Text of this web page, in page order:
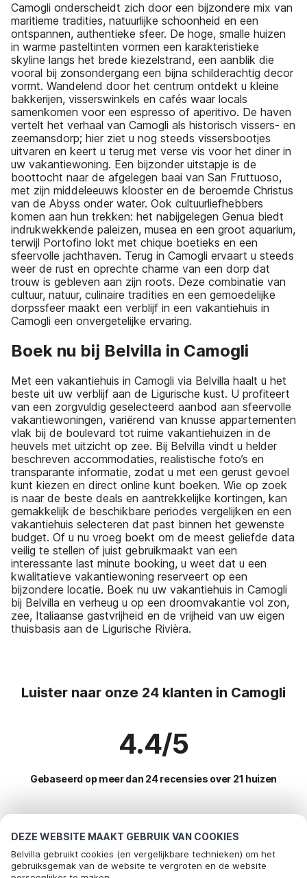
DEZE WEBSITE MAAKT GEBRUIK VAN COOKIES
Belvilla gebruikt cookies (en vergelijkbare technieken) om het
gebruiksgemak van de website te vergroten en de website
Camogli onderscheidt zich door een bijzondere mix van
maritieme tradities, natuurlijke schoonheid en een
ontspannen, authentieke sfeer. De hoge, smalle huizen
in warme pasteltinten vormen een karakteristieke
skyline langs het brede kiezelstrand, een aanblik die
vooral bij zonsondergang een bijna schilderachtig decor
vormt. Wandelend door het centrum ontdekt u kleine
bakkerijen, visserswinkels en cafés waar locals
samenkomen voor een espresso of aperitivo. De haven
vertelt het verhaal van Camogli als historisch vissers- en
zeemansdorp; hier ziet u nog steeds vissersbootjes
uitvaren en keert u terug met verse vis voor het diner in
uw vakantiewoning. Een bijzonder uitstapje is de
boottocht naar de afgelegen baai van San Fruttuoso,
met zijn middeleeuws klooster en de beroemde Christus
van de Abyss onder water. Ook cultuurliefhebbers
komen aan hun trekken: het nabijgelegen Genua biedt
indrukwekkende paleizen, musea en een groot aquarium,
terwijl Portofino lokt met chique boetieks en een
sfeervolle jachthaven. Terug in Camogli ervaart u steeds
weer de rust en oprechte charme van een dorp dat
trouw is gebleven aan zijn roots. Deze combinatie van
cultuur, natuur, culinaire tradities en een gemoedelijke
dorpssfeer maakt een verblijf in een vakantiehuis in
Camogli een onvergetelijke ervaring.
Boek nu bij Belvilla in Camogli
Met een vakantiehuis in Camogli via Belvilla haalt u het
beste uit uw verblijf aan de Ligurische kust. U profiteert
van een zorgvuldig geselecteerd aanbod aan sfeervolle
vakantiewoningen, variërend van knusse appartementen
vlak bij de boulevard tot ruime vakantiehuizen in de
heuvels met uitzicht op zee. Bij Belvilla vindt u helder
beschreven accommodaties, realistische foto’s en
transparante informatie, zodat u met een gerust gevoel
kunt kiezen en direct online kunt boeken. Wie op zoek
is naar de beste deals en aantrekkelijke kortingen, kan
gemakkelijk de beschikbare periodes vergelijken en een
vakantiehuis selecteren dat past binnen het gewenste
budget. Of u nu vroeg boekt om de meest geliefde data
veilig te stellen of juist gebruikmaakt van een
interessante last minute booking, u weet dat u een
kwalitatieve vakantiewoning reserveert op een
bijzondere locatie. Boek nu uw vakantiehuis in Camogli
bij Belvilla en verheug u op een droomvakantie vol zon,
zee, Italiaanse gastvrijheid en de vrijheid van uw eigen
thuisbasis aan de Ligurische Rivièra.
Luister naar onze 24 klanten in Camogli
4.4/5
Gebaseerd op meer dan 24 recensies over 21 huizen
Meest populaire bestemmingen voor
vakantie